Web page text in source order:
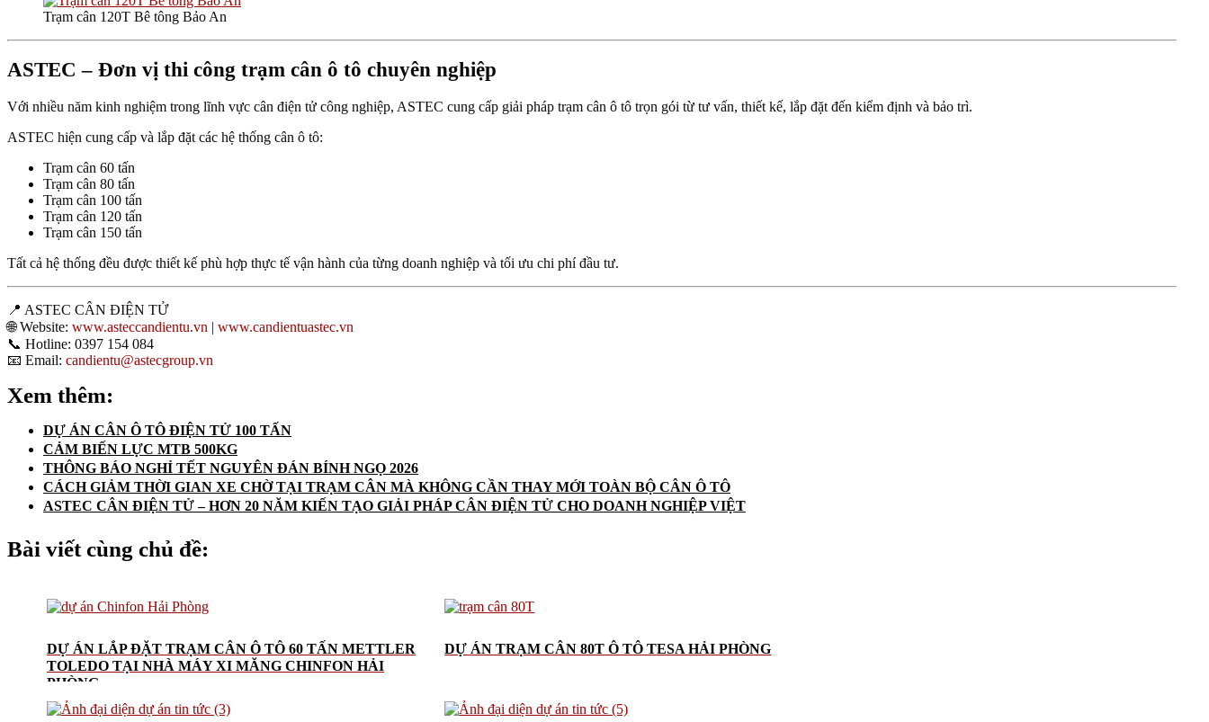
Trạm cân 120T Bê tông Bảo An
ASTEC – Đơn vị thi công trạm cân ô tô chuyên nghiệp
Với nhiều năm kinh nghiệm trong lĩnh vực cân điện tử công nghiệp, ASTEC cung cấp giải pháp trạm cân ô tô trọn gói từ tư vấn, thiết kế, lắp đặt đến kiểm định và bảo trì.
ASTEC hiện cung cấp và lắp đặt các hệ thống cân ô tô:
Trạm cân 60 tấn
Trạm cân 80 tấn
Trạm cân 100 tấn
Trạm cân 120 tấn
Trạm cân 150 tấn
Tất cả hệ thống đều được thiết kế phù hợp thực tế vận hành của từng doanh nghiệp và tối ưu chi phí đầu tư.
📍 ASTEC CÂN ĐIỆN TỬ
🌐 Website: www.asteccandientu.vn | www.candientuastec.vn
📞 Hotline: 0397 154 084
📧 Email: candientu@astecgroup.vn
Xem thêm:
DỰ ÁN CÂN Ô TÔ ĐIỆN TỬ 100 TẤN
CẢM BIẾN LỰC MTB 500KG
THÔNG BÁO NGHỈ TẾT NGUYÊN ĐÁN BÍNH NGỌ 2026
CÁCH GIẢM THỜI GIAN XE CHỜ TẠI TRẠM CÂN MÀ KHÔNG CẦN THAY MỚI TOÀN BỘ CÂN Ô TÔ
ASTEC CÂN ĐIỆN TỬ – HƠN 20 NĂM KIẾN TẠO GIẢI PHÁP CÂN ĐIỆN TỬ CHO DOANH NGHIỆP VIỆT
Bài viết cùng chủ đề:
DỰ ÁN LẮP ĐẶT TRẠM CÂN Ô TÔ 60 TẤN METTLER
TOLEDO TẠI NHÀ MÁY XI MĂNG CHINFON HẢI
PHÒNG
DỰ ÁN TRẠM CÂN 80T Ô TÔ TESA HẢI PHÒNG